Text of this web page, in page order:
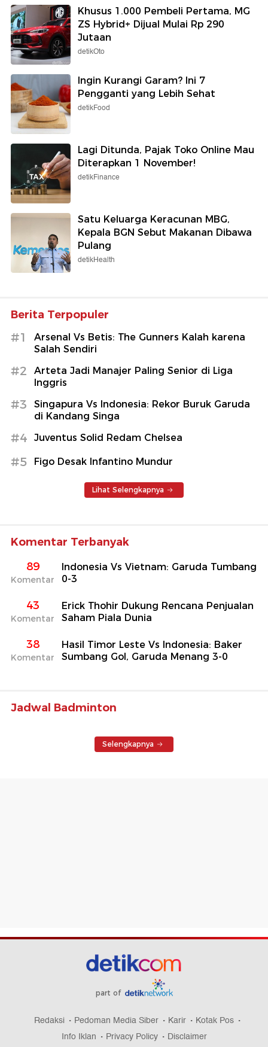
Khusus 1.000 Pembeli Pertama, MG
ZS Hybrid+ Dijual Mulai Rp 290
Jutaan
detikOto
Ingin Kurangi Garam? Ini 7
Pengganti yang Lebih Sehat
detikFood
Lagi Ditunda, Pajak Toko Online Mau
Diterapkan 1 November!
detikFinance
Satu Keluarga Keracunan MBG,
Kepala BGN Sebut Makanan Dibawa
Pulang
detikHealth
Berita Terpopuler
#1
Arsenal Vs Betis: The Gunners Kalah karena
Salah Sendiri
#2
Arteta Jadi Manajer Paling Senior di Liga
Inggris
#3
Singapura Vs Indonesia: Rekor Buruk Garuda
di Kandang Singa
#4 Juventus Solid Redam Chelsea
#5 Figo Desak Infantino Mundur
Lihat Selengkapnya
Komentar Terbanyak
89
Komentar
Indonesia Vs Vietnam: Garuda Tumbang
0-3
43
Komentar
Erick Thohir Dukung Rencana Penjualan
Saham Piala Dunia
38
Komentar
Hasil Timor Leste Vs Indonesia: Baker
Sumbang Gol, Garuda Menang 3-0
Jadwal Badminton
Selengkapnya
part of
Redaksi Pedoman Media Siber Karir
Kotak Pos
Info Iklan
Privacy Policy Disclaimer